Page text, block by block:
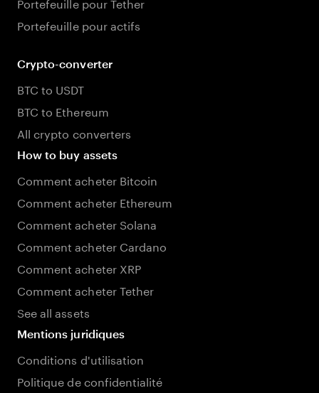
Portefeuille pour actifs
Crypto-converter
BTC to USDT
BTC to Ethereum
All crypto converters
How to buy assets
Comment acheter Bitcoin
Comment acheter Ethereum
Comment acheter Solana
Comment acheter Cardano
Comment acheter XRP
Comment acheter Tether
See all assets
Mentions juridiques
Conditions d'utilisation
Politique de confidentialité